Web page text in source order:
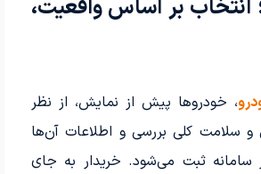
انتخاب بر اساس واقعیت،
، خودروها پیش از نمایش، از نظر
سلامت کلی بررسی و اطلاعات آن‌ها
ثبت می‌شود. خریدار به جای